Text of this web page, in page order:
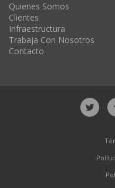
Quienes Somos
Clientes
Infraestructura
Trabaja Con Nosotros
Contacto